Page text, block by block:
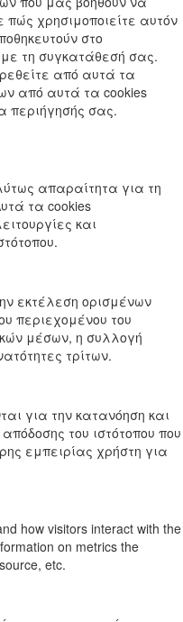
χρησιμοποιείτε αυτόν
στο
τη συγκατάθεσή σας.
από αυτά τα
από αυτά τα cookies
περιήγησής σας.
απαραίτητα για τη
τα cookies
και
εκτέλεση ορισμένων
περιεχομένου του
μέσων, η συλλογή
τρίτων.
για την κατανόηση και
του ιστότοπου που
εμπειρίας χρήστη για
how visitors interact with the
on metrics the
etc.